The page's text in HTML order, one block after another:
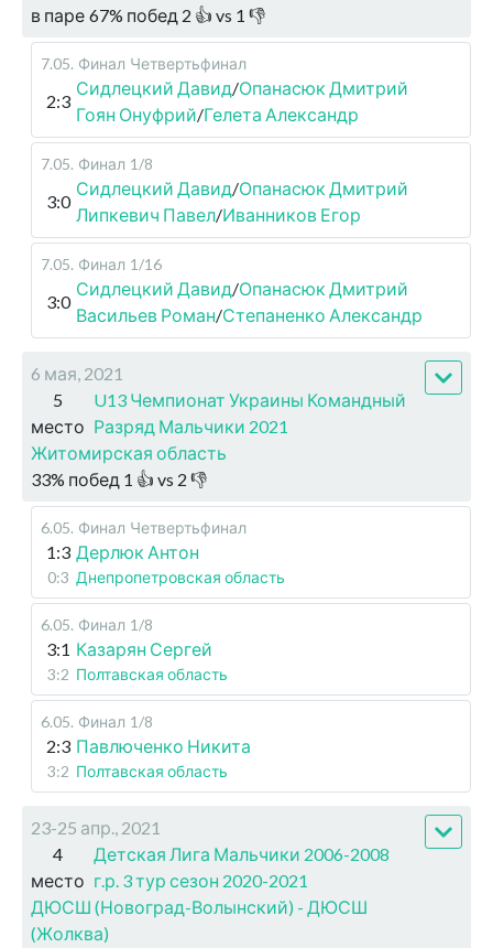
в паре 67% побед 2 👍 vs 1 👎
7.05. Финал Четвертьфинал
2:3
Сидлецкий Давид/Опанасюк Дмитрий
Гоян Онуфрий/Гелета Александр
7.05. Финал 1/8
3:0
Сидлецкий Давид/Опанасюк Дмитрий
Липкевич Павел/Иванников Егор
7.05. Финал 1/16
3:0
Сидлецкий Давид/Опанасюк Дмитрий
Васильев Роман/Степаненко Александр
6 мая, 2021
5
место
U13 Чемпионат Украины Командный
Разряд Мальчики 2021
Житомирская область
33% побед 1 👍 vs 2 👎
6.05. Финал Четвертьфинал
1:3 Дерлюк Антон
0:3 Днепропетровская область
6.05. Финал 1/8
3:1 Казарян Сергей
3:2 Полтавская область
6.05. Финал 1/8
2:3 Павлюченко Никита
3:2 Полтавская область
23-25 апр., 2021
4
место
Детская Лига Мальчики 2006-2008
г.р. 3 тур сезон 2020-2021
ДЮСШ (Новоград-Волынский) - ДЮСШ
(Жолква)